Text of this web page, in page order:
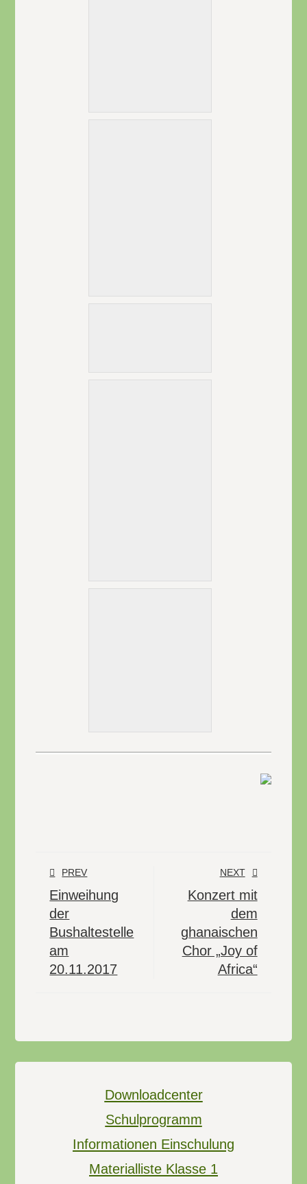
PREV
Einweihung
der
Bushaltestelle
am
20.11.2017
NEXT
Konzert mit
dem
ghanaischen
Chor „Joy of
Africa“
Downloadcenter
Schulprogramm
Informationen Einschulung
Materialliste Klasse 1